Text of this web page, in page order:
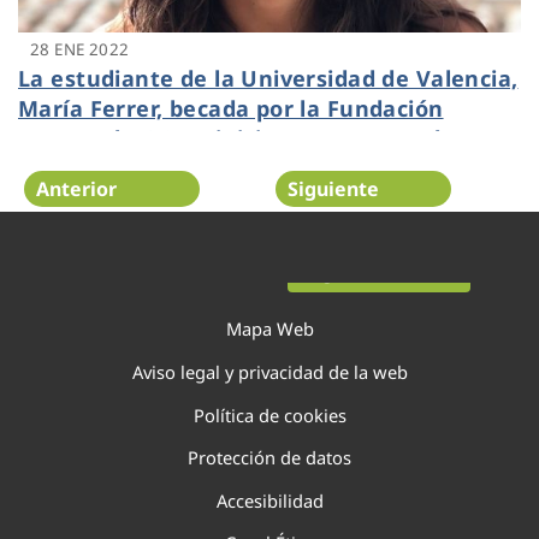
28 ENE 2022
La estudiante de la Universidad de Valencia,
María Ferrer, becada por la Fundación
Aquae y la OCDE, inicia su semestre de
prácticas en París
Anterior Siguiente
Mapa Web
Aviso legal y privacidad de la web
Política de cookies
Protección de datos
Accesibilidad